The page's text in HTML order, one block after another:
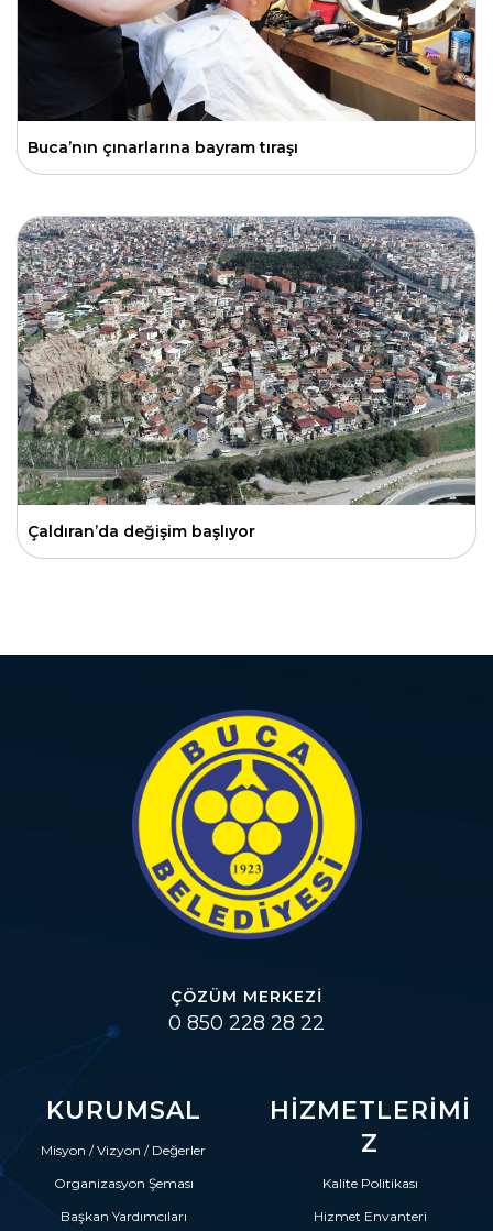
Buca’nın çınarlarına bayram tıraşı
Çaldıran’da değişim başlıyor
ÇÖZÜM MERKEZI
0 850 228 28 22
KURUMSAL
Misyon / Vizyon / Değerler
Organizasyon Şeması
Başkan Yardımcıları
HIZMETLERIMI
Z
Kalite Politikası
Hizmet Envanteri